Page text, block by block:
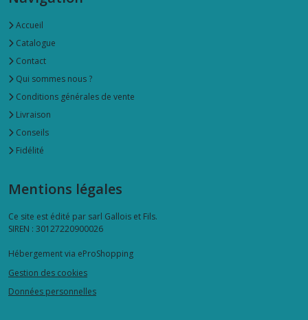
Accueil
Catalogue
Contact
Qui sommes nous ?
Conditions générales de vente
Livraison
Conseils
Fidélité
Mentions légales
Ce site est édité par sarl Gallois et Fils.
SIREN : 30127220900026
Hébergement via eProShopping
Gestion des cookies
Données personnelles